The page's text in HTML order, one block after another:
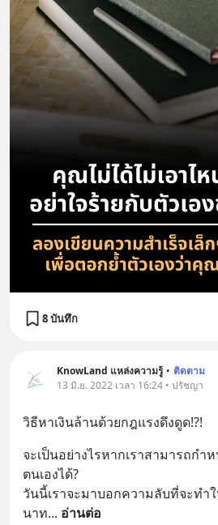
8 บันทึก
KnowLand แหล่งความรู้ • ติดตาม
13 มิ.ย. 2022 เวลา 16:24 • ปรัชญา
วิธีหาเงินล้านด้วยกฎแรงดึงดูด!?!
จะเป็นอย่างไรหากเราสามารถกำ
ตนเองได้?
วันนี้เราจะมาบอกความลับที่จะท
นาท... อ่านต่อ